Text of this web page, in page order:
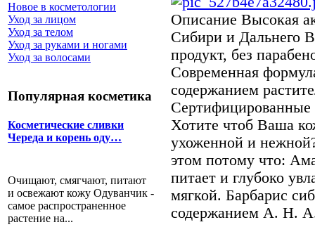
Новое в косметологии
Уход за лицом
Уход за телом
Уход за руками и ногами
Уход за волосами
Популярная косметика
Косметические сливки
Череда и корень оду…
Очищают, смягчают, питают
и освежают кожу Одуванчик -
самое распространенное
растение на...
Описание Высокая
Сибири и Дальнего
продукт, без
Современная
содержанием
Сертифицированные
Хотите чтоб Ваша
ухоженной и
этом потому что:
питает и глубоко
мягкой. Барбарис
содержанием А. Н.